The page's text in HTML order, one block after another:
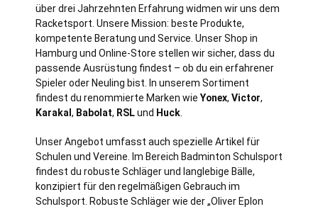
über drei Jahrzehnten Erfahrung widmen wir uns dem
Racketsport. Unsere Mission: beste Produkte,
kompetente Beratung und Service. Unser Shop in
Hamburg und Online-Store stellen wir sicher, dass du
passende Ausrüstung findest – ob du ein erfahrener
Spieler oder Neuling bist. In unserem Sortiment
findest du renommierte Marken wie Yonex, Victor,
Karakal , Babolat, RSLund Huck
Unser Angebot umfasst auch spezielle Artikel für
Schulen und Vereine. Im Bereich Badminton Schulsport
findest du robuste Schläger und langlebige Bälle,
konzipiert für den regelmäßigen Gebrauch im
Schulsport. Robuste Schläger wie der „Oliver Eplon